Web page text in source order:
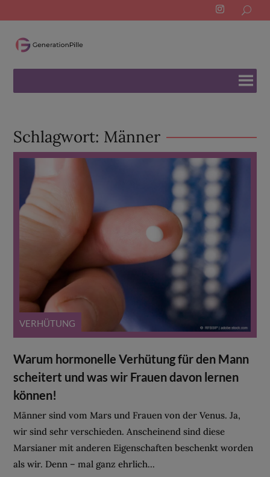
for:
Schlagwort: Männer
VERHÜTUNG
Warum hormonelle Verhütung für den Mann
scheitert und was wir Frauen davon lernen
können!
Männer sind vom Mars und Frauen von der Venus. Ja,
wir sind sehr verschieden. Anscheinend sind diese
Marsianer mit anderen Eigenschaften beschenkt worden
als wir. Denn – mal ganz ehrlich...